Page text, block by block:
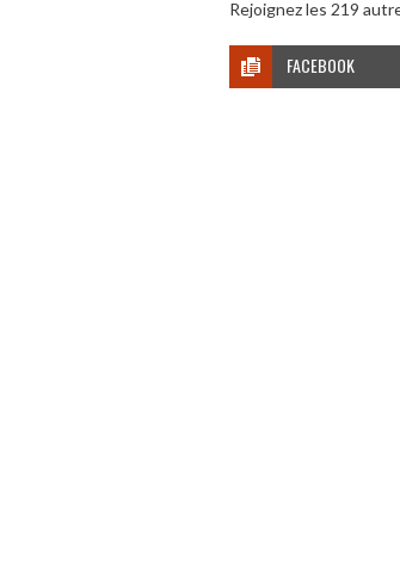
Rejoignez les 219
FACEBOOK